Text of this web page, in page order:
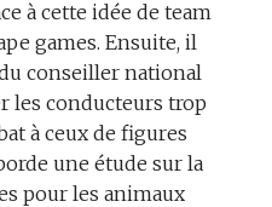
à cette idée de team
games. Ensuite, il
conseiller national
les conducteurs trop
à ceux de figures
une étude sur la
pour les animaux